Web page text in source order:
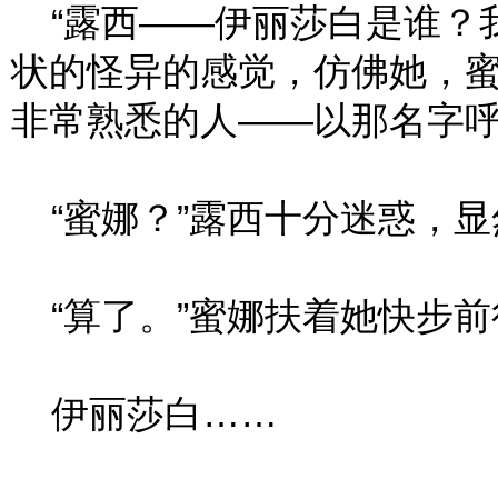
“露西——伊丽莎白是谁？
状的怪异的感觉，仿佛她
非常熟悉的人——以那名字
“蜜娜？”露西十分迷惑，
“算了。”蜜娜扶着她快步
伊丽莎白……